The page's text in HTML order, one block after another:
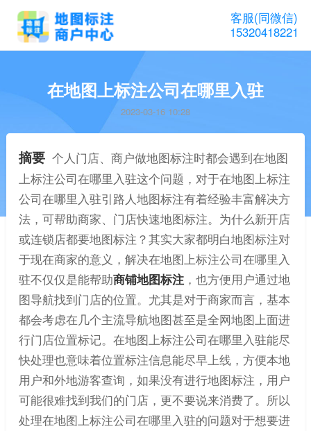
客服(同微信)
15320418221
在地图上标注公司在哪里入驻
2023-03-16 10:28
摘要 个人门店、商户做地图标注时都会遇到在地图
上标注公司在哪里入驻这个问题，对于在地图上标注
公司在哪里入驻引路人地图标注有着经验丰富解决方
法，可帮助商家、门店快速地图标注。为什么新开店
或连锁店都要地图标注？其实大家都明白地图标注对
于现在商家的意义，解决在地图上标注公司在哪里入
驻不仅仅是能帮助商铺地图标注，也方便用户通过地
图导航找到门店的位置。尤其是对于商家而言，基本
都会考虑在几个主流导航地图甚至是全网地图上面进
行门店位置标记。在地图上标注公司在哪里入驻能尽
快处理也意味着位置标注信息能尽早上线，方便本地
用户和外地游客查询，如果没有进行地图标注，用户
可能很难找到我们的门店，更不要说来消费了。所以
处理在地图上标注公司在哪里入驻的问题对于想要进